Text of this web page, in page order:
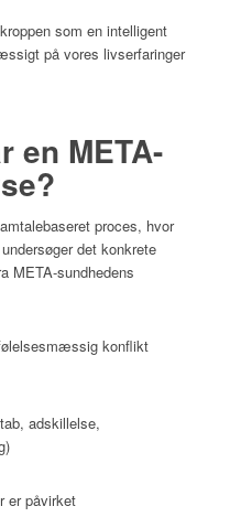
som en intelligent
på vores livserfaringer
en META-
proces, hvor
det konkrete
META-sundhedens
konflikt
adskillelse,
er påvirket